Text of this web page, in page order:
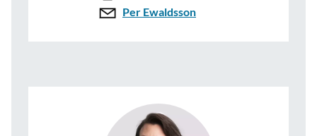
Per Ewaldsson